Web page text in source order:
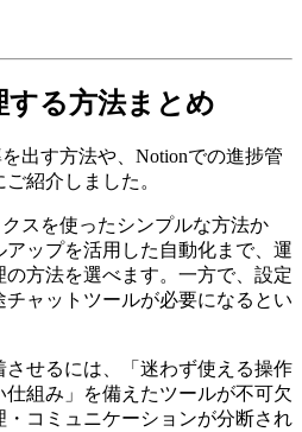
する方法まとめ
出す方法や、Notionでの進捗管
紹介しました。
スを使ったシンプルな方法か
ップを活用した自動化まで、運
方法を選べます。一方で、設定
ャットツールが必要になるとい
せるには、「迷わず使える操作
組み」を備えたツールが不可欠
コミュニケーションが分断され